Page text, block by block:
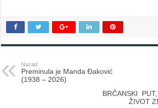
Nazad
Preminula je Manda Đaković
(1938 – 2026)
BRČANSKI
ŽIVOT